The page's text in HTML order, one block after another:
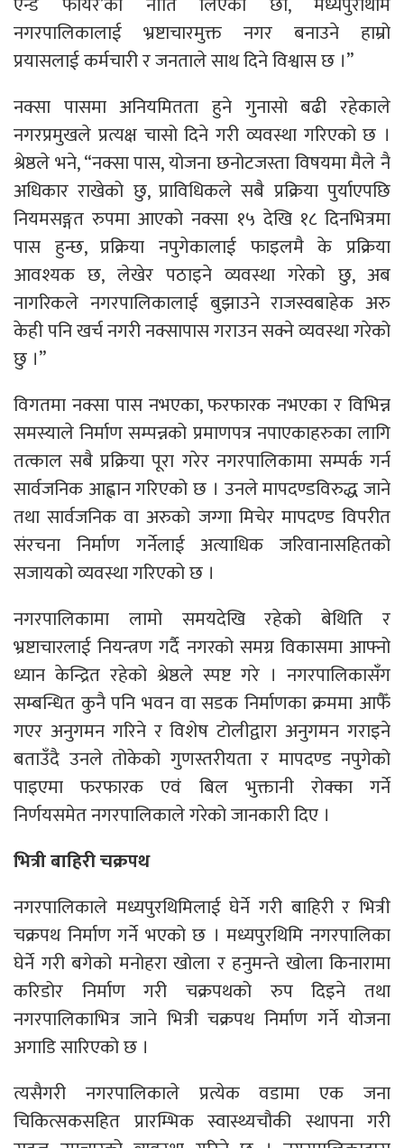
नगरपालिकालाई भ्रष्टाचारमुक्त नगर बनाउने हाम्रो
प्रयासलाई कर्मचारी र जनताले साथ दिने विश्वास छ ।”
नक्सा पासमा अनियमितता हुने गुनासो बढी रहेकाले
नगरप्रमुखले प्रत्यक्ष चासो दिने गरी व्यवस्था गरिएको छ ।
श्रेष्ठले भने, “नक्सा पास, योजना छनोटजस्ता विषयमा मैले नै
अधिकार राखेको छु, प्राविधिकले सबै प्रक्रिया पुर्याएपछि
नियमसङ्गत रुपमा आएको नक्सा १५ देखि १८ दिनभित्रमा
पास हुन्छ, प्रक्रिया नपुगेकालाई फाइलमै के प्रक्रिया
आवश्यक छ, लेखेर पठाइने व्यवस्था गरेको छु, अब
नागरिकले नगरपालिकालाई बुझाउने राजस्वबाहेक अरु
केही पनि खर्च नगरी नक्सापास गराउन सक्ने व्यवस्था गरेको
छु ।”
विगतमा नक्सा पास नभएका, फरफारक नभएका र विभिन्न
समस्याले निर्माण सम्पन्नको प्रमाणपत्र नपाएकाहरुका लागि
तत्काल सबै प्रक्रिया पूरा गरेर नगरपालिकामा सम्पर्क गर्न
सार्वजनिक आह्वान गरिएको छ । उनले मापदण्डविरुद्ध जाने
तथा सार्वजनिक वा अरुको जग्गा मिचेर मापदण्ड विपरीत
संरचना निर्माण गर्नेलाई अत्याधिक जरिवानासहितको
सजायको व्यवस्था गरिएको छ ।
नगरपालिकामा लामो समयदेखि रहेको बेथिति र
भ्रष्टाचारलाई नियन्त्रण गर्दै नगरको समग्र विकासमा आफ्नो
ध्यान केन्द्रित रहेको श्रेष्ठले स्पष्ट गरे । नगरपालिकासँग
सम्बन्धित कुनै पनि भवन वा सडक निर्माणका क्रममा आफैँ
गएर अनुगमन गरिने र विशेष टोलीद्वारा अनुगमन गराइने
बताउँदै उनले तोकेको गुणस्तरीयता र मापदण्ड नपुगेको
पाइएमा फरफारक एवं बिल भुक्तानी रोक्का गर्ने
निर्णयसमेत नगरपालिकाले गरेको जानकारी दिए ।
भित्री बाहिरी चक्रपथ
नगरपालिकाले मध्यपुरथिमिलाई घेर्ने गरी बाहिरी र भित्री
चक्रपथ निर्माण गर्ने भएको छ । मध्यपुरथिमि नगरपालिका
घेर्ने गरी बगेको मनोहरा खोला र हनुमन्ते खोला किनारामा
करिडोर निर्माण गरी चक्रपथको रुप दिइने तथा
नगरपालिकाभित्र जाने भित्री चक्रपथ निर्माण गर्ने योजना
अगाडि सारिएको छ ।
त्यसैगरी नगरपालिकाले प्रत्येक वडामा एक जना
चिकित्सकसहित प्रारम्भिक स्वास्थ्यचौकी स्थापना गरी